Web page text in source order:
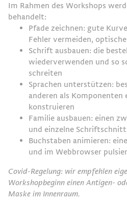
Im Rahmen des Workshops
behandelt:
Pfade zeichnen: gute
Fehler vermeiden,
Schrift ausbauen: die
wiederverwenden und so
schreiten
Sprachen unterstützen:
anderen als
konstruieren
Familie ausbauen: einen
und einzelne
Buchstaben animieren:
und im Webbrowser
Covid-Regelung: wir empfehlen
Workshopbeginn einen Antigen-
Maske im Innenraum.